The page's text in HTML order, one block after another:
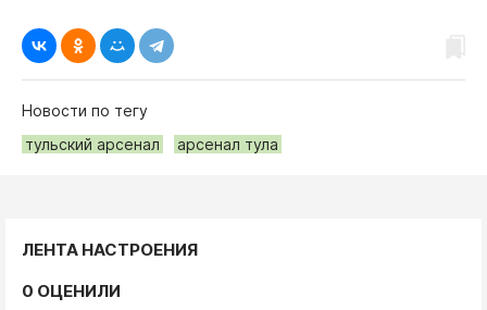
Новости по тегу
тульский арсенал
арсенал тула
ЛЕНТА НАСТРОЕНИЯ
0 ОЦЕНИЛИ